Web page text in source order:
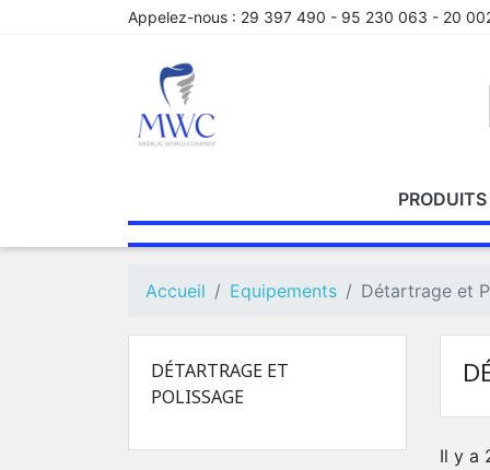
Appelez-nous : 29 397 490 - 95 230 063 - 20
PRODUITS
PRODUITS
PRODUITS
SCELLEMENT
ORTHODONTIE GÉNÉRAL
CONICAL
ESTHETIC LINE
SD-
FAUTEUIL RADIOLOGIE
CAMERA
ORAL
Accueil Equipements Détartrage et
DÉTARTRAGE ET
POLISSAGE
Il y a